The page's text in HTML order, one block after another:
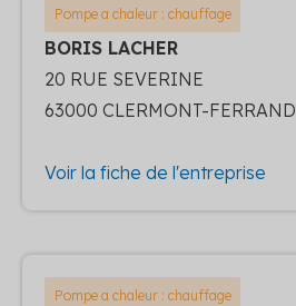
Pompe a chaleur : chauffage
BORIS LACHER
20 RUE SEVERINE
63000 CLERMONT-FERRAND
Voir la fiche de l'entreprise
Pompe a chaleur : chauffage